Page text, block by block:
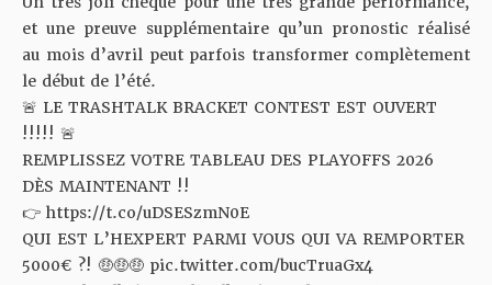
et une preuve supplémentaire qu’un pronostic réalisé
au mois d’avril peut parfois transformer complètement
le début de l’été.
🚨 LE TRASHTALK BRACKET CONTEST EST OUVERT
!!!!! 🚨
REMPLISSEZ VOTRE TABLEAU DES PLAYOFFS 2026
DÈS MAINTENANT !!
👉 https://t.co/uDSESzmN0E
QUI EST L’HEXPERT PARMI VOUS QUI VA REMPORTER
5000€ ?! 🤑🤑🤑 pic.twitter.com/bucTruaGx4